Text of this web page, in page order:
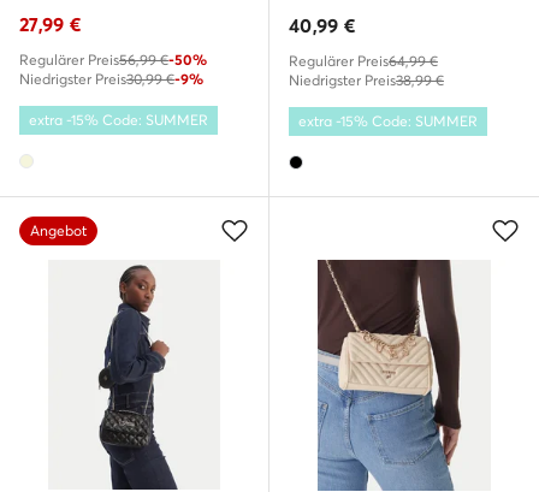
27,99 €
Regulärer Preis56,99 €-50%
Niedrigster Preis30,99 €-9%
extra -15% Code: SUMMER
40,99 €
Regulärer Preis64,99 €
Niedrigster Preis38,99 €
extra -15% Code: SUMMER
Angebot